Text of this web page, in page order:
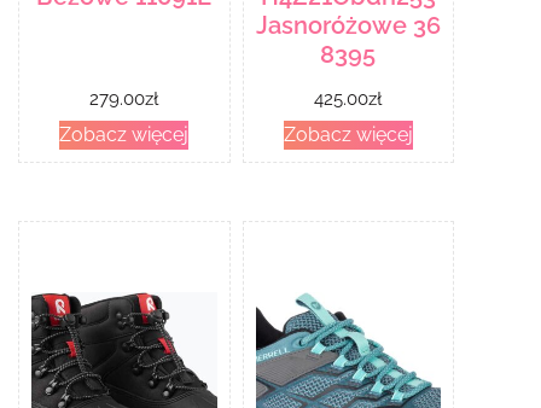
279.00zł
Zobacz więcej
Jasnoróżowe 36
8395
425.00zł
Zobacz więcej